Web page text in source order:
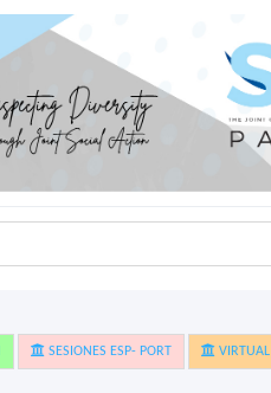
SESIONES ESP- PORT VIRTUAL